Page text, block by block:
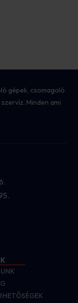
gépek, csomagoló
Minden ami